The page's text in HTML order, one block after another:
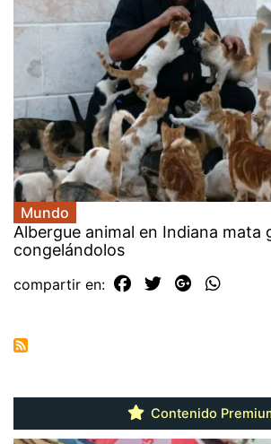
Mundo
Albergue animal en Indiana mata
congelándolos
compartir en:
Contenido